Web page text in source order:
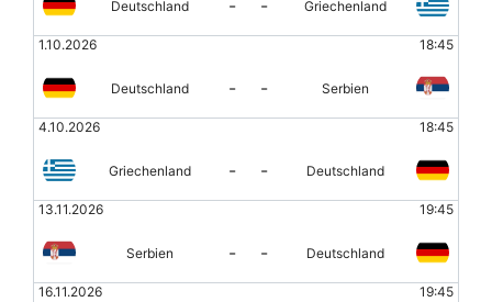
Deutschland - - Griechenland
1.10.2026 18:45
Deutschland - - Serbien
4.10.2026 18:45
Griechenland - - Deutschland
13.11.2026 19:45
Serbien - - Deutschland
16.11.2026 19:45